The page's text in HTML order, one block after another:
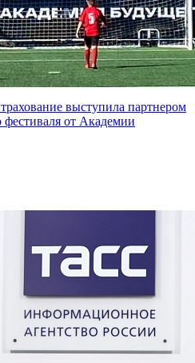
выступила партнером
фестиваля от Академии